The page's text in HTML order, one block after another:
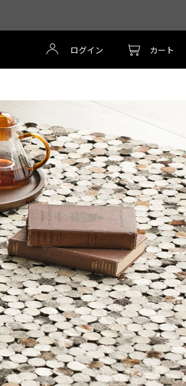
ログイン カート